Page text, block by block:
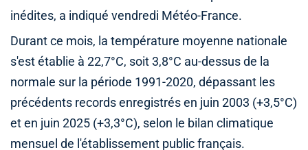
inédites, a indiqué vendredi Météo-France.
Durant ce mois, la température moyenne nationale
s'est établie à 22,7°C, soit 3,8°C au-dessus de la
normale sur la période 1991-2020, dépassant les
précédents records enregistrés en juin 2003 (+3,5°C)
et en juin 2025 (+3,3°C), selon le bilan climatique
mensuel de l'établissement public français.